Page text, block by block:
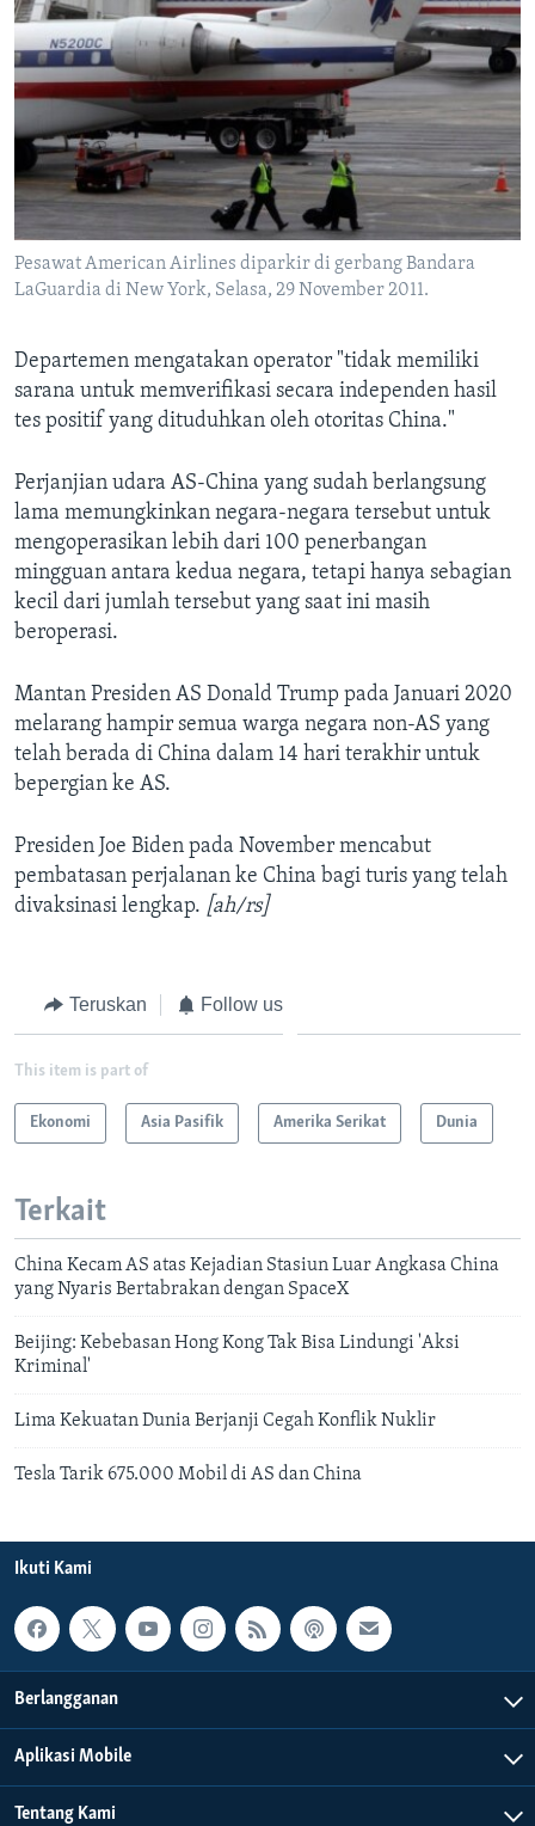
Pesawat American Airlines diparkir di gerbang Bandara
LaGuardia di New York, Selasa, 29 November 2011.
Departemen mengatakan operator "tidak memiliki
sarana untuk memverifikasi secara independen hasil
tes positif yang dituduhkan oleh otoritas China."
Perjanjian udara AS-China yang sudah berlangsung
lama memungkinkan negara-negara tersebut untuk
mengoperasikan lebih dari 100 penerbangan
mingguan antara kedua negara, tetapi hanya sebagian
kecil dari jumlah tersebut yang saat ini masih
beroperasi.
Mantan Presiden AS Donald Trump pada Januari 2020
melarang hampir semua warga negara non-AS yang
telah berada di China dalam 14 hari terakhir untuk
bepergian ke AS.
Presiden Joe Biden pada November mencabut
pembatasan perjalanan ke China bagi turis yang telah
divaksinasi lengkap. [ah/rs]
Teruskan Follow us
This item is part of
Ekonomi Asia Pasifik Amerika Serikat Dunia
Terkait
China Kecam AS atas Kejadian Stasiun Luar Angkasa China
yang Nyaris Bertabrakan dengan SpaceX
Beijing: Kebebasan Hong Kong Tak Bisa Lindungi 'Aksi
Kriminal'
Lima Kekuatan Dunia Berjanji Cegah Konflik Nuklir
Tesla Tarik 675.000 Mobil di AS dan China
Ikuti Kami
Berlangganan
Aplikasi Mobile
Tentang Kami